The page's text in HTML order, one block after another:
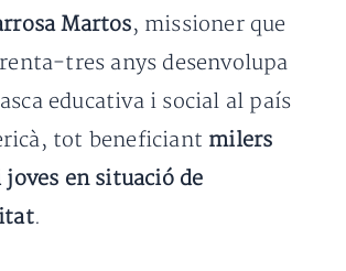
Martos, missioner que
tres anys desenvolupa
educativa i social al país
tot beneficiant milers
en situació de
.